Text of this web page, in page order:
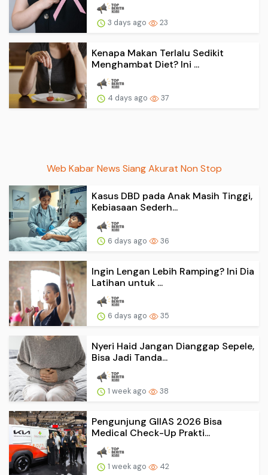
3 days ago 23
Kenapa Makan Terlalu Sedikit
Menghambat Diet? Ini ...
4 days ago 37
Web Kabar News Siang Akurat Non Stop
Kasus DBD pada Anak Masih Tinggi,
Kebiasaan Sederh...
6 days ago 36
Ingin Lengan Lebih Ramping? Ini Dia
Latihan untuk ...
6 days ago 35
Nyeri Haid Jangan Dianggap Sepele,
Bisa Jadi Tanda...
1 week ago 38
Pengunjung GIIAS 2026 Bisa
Medical Check-Up Prakti...
1 week ago 42